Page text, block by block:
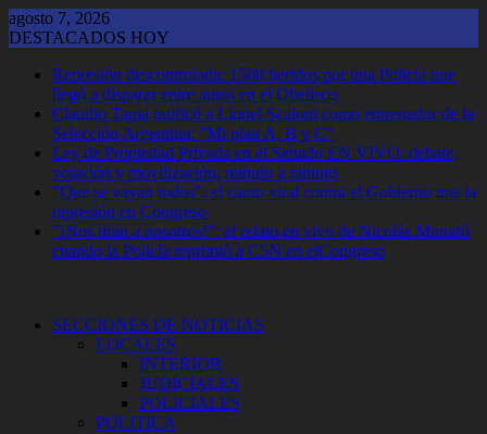
Saltar
al
agosto 7, 2026
DESTACADOS HOY
Represión descontrolada: 1500 heridos por una Policía que
llegó a disparar entre autos en el Obelisco
Claudio Tapia ratificó a Lionel Scaloni como entrenador de la
Selección Argentina: "Mi plan A, B y C"
Ley de Propiedad Privada en el Senado EN VIVO: debate,
votación y movilización, minuto a minuto
"Que se vayan todos": el canto viral contra el Gobierno tras la
represión en Congreso
"¡Nos tiran a nosotros!": el relato en vivo de Nicolás Munafó
cuando la Policía reprimió a C5N en elCongreso
SECCIONES DE NOTICIAS
LOCALES
INTERIOR
JUDICIALES
POLICIALES
POLITICA